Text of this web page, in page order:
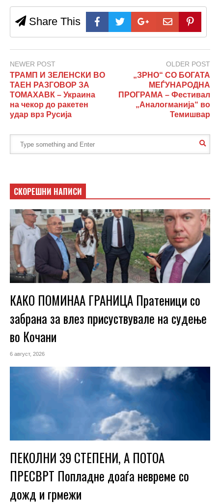
Share This
NEWER POST
ТРАМП И ЗЕЛЕНСКИ ВО
ТАЕН РАЗГОВОР ЗА
ТОМАХАВК – Украина
на чекор до ракетен
удар врз Русија
OLDER POST
„ЗРНО“ СО БОГАТА
МЕЃУНАРОДНА
ПРОГРАМА – Фестивал
„Аналогманија“ во
Темишвар
СКОРЕШНИ НАПИСИ
КАКО ПОМИНАА ГРАНИЦА Пратеници со
забрана за влез присуствувале на судење
во Кочани
6 август, 2026
ПЕКОЛНИ 39 СТЕПЕНИ, А ПОТОА
ПРЕСВРТ Попладне доаѓа невреме со
дожд и грмежи